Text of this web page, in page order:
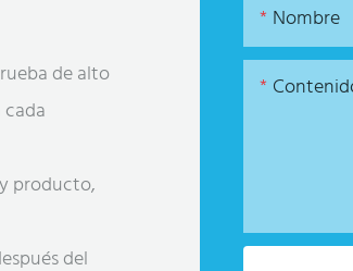
de alto
producto,
del
Nombre